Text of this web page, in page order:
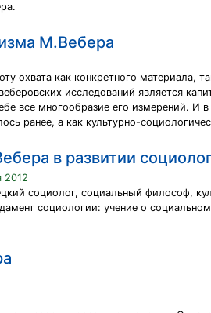
М.Вебера
охвата как конкретного материала,
исследований является
все многообразие его измерений. И
ранее, а как культурно-
в развитии
2012
социолог, социальный философ,
социологии: учение о